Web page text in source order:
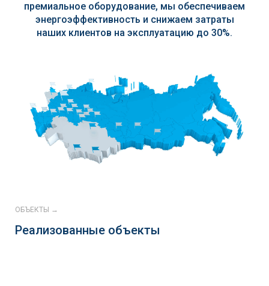
премиальное оборудование, мы обеспечиваем
энергоэффективность и снижаем затраты
наших клиентов на эксплуатацию до 30%.
ОБЪЕКТЫ →
Реализованные объекты